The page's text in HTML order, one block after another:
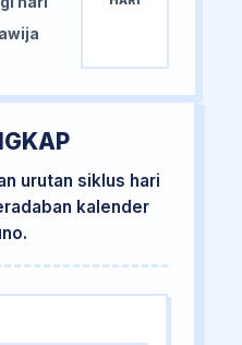
urutan siklus hari
kalender